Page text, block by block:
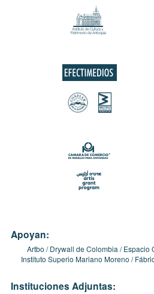
Apoyan:
Artbo Drywall de Colombia Espacio
Instituto Superio Mariano Moreno
Instituciones Adjuntas: